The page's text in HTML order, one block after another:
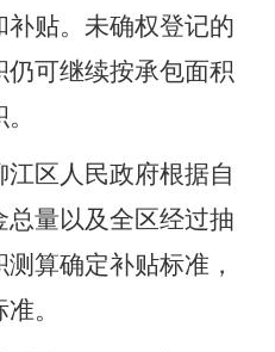
贴。未确权登记的
仍可继续按承包面积
江区人民政府根据自
量以及全区经过抽
算确定补贴标准，
。